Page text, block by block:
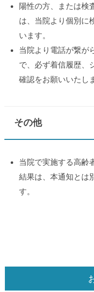
陽性の方、または検
は、当院より個別に
います。
当院より電話が繋が
で、必ず着信履歴、
確認をお願いいたし
その他
当院で実施する高齢
結果は、本通知とは
す。